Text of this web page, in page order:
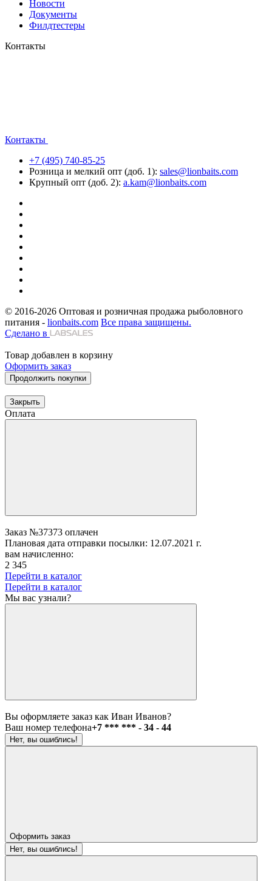
Новости
Документы
Филдтестеры
Контакты
Контакты
+7 (495) 740-85-25
Розница и мелкий опт (доб. 1): sales@lionbaits.com
Крупный опт (доб. 2): a.kam@lionbaits.com
© 2016-2026 Оптовая и розничная продажа рыболовного
питания - lionbaits.com Все права защищены.
Сделано в
Товар добавлен в корзину
Оформить заказ
Продолжить покупки
Закрыть
Оплата
Заказ №37373 оплачен
Плановая дата отправки посылки: 12.07.2021 г.
вам начисленно:
2 345
Перейти в каталог
Перейти в каталог
Мы вас узнали?
Вы оформляете заказ как Иван Иванов?
Ваш номер телефона+7 *** *** - 34 - 44
Нет, вы ошиблись!
Оформить заказ
Нет, вы ошиблись!